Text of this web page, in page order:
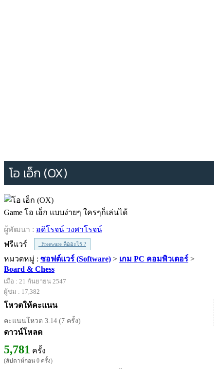
โอ เอ็ก (OX)
Game โอ เอ็ก แบบง่ายๆ ใครๆก็เล่นได้
ผู้พัฒนา : อดิโรจน์ วงศาโรจน์
ฟรีแวร์
Freeware คืออะไร ?
หมวดหมู่ : ซอฟต์แวร์ (Software) > เกม PC คอมพิวเตอร์ >
Board & Chess
เมื่อ : 21 กันยายน 2547
ผู้ชม : 17,382
โหวตให้คะแนน
คะแนนโหวต 3.14 (7 ครั้ง)
ดาวน์โหลด
5,781 ครั้ง
(สัปดาห์ก่อน 0 ครั้ง)